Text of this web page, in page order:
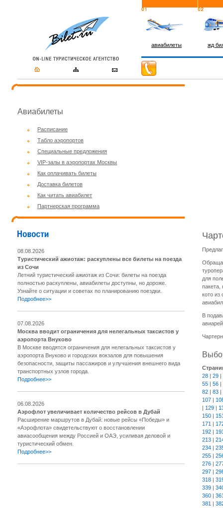
авиабилеты жд
Авиабилеты
Расписание
Табло аэропортов
Специальные предложения
VIP-залы в аэропортах Москвы
Как оплачивать билеты
Доставка билетов
Как читать авиабилет
Партнерская программа
08.08.2026
Туристический ажиотаж: раскуплены все билеты на поезда
из Сочи
Летний туристический ажиотаж из Сочи: билеты на поезда
полностью раскуплены, авиабилеты доступны, но дороже.
Узнайте о ситуации и советах по планированию поездки.
Подробнее>>
07.08.2026
Москва вводит ограничения для нелегальных таксистов у
аэропорта Внуково
В Москве вводятся ограничения для нелегальных таксистов у
аэропорта Внуково и городских вокзалов для повышения
безопасности, защиты пассажиров и улучшения внешнего вида
транспортных узлов города.
Подробнее>>
06.08.2026
Аэрофлот увеличивает количество рейсов в Дубай
Расширение маршрутов в Дубай: новые рейсы «Победы» и
«Аэрофлота» свидетельствуют о восстановлении
авиасообщения между Россией и ОАЭ, усиливая деловой и
туристический обмен.
Подробнее>>
для
пакета,
кото из
В
28 | 29 |
55 | 56 |
82 | 83 |
107 |
| 129 |
150 |
171 |
192 |
213 |
234 |
255 |
276 |
297 |
318 |
339 |
360 |
381 |